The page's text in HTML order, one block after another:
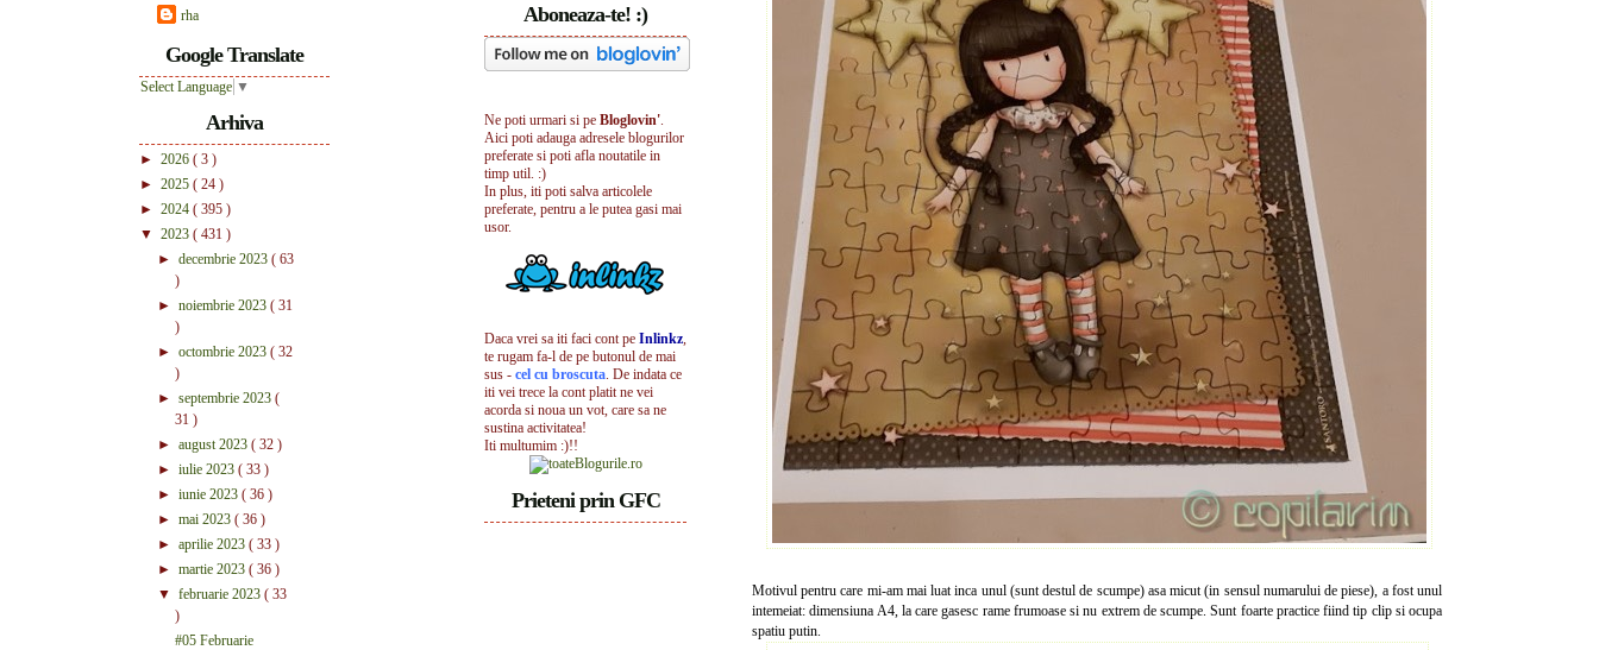
Motivul pentru care mi-am mai luat inca unul (sunt destul de scumpe) asa micut (in sensul numarului de piese), a fost unul
intemeiat: dimensiuna A4, la care gasesc rame frumoase si nu extrem de scumpe. Sunt foarte practice fiind tip clip si ocupa
spatiu putin.
Aboneaza-te! :)
Ne poti urmari si pe Bloglovin'.
Aici poti adauga adresele blogurilor
preferate si poti afla noutatile in
timp util. :)
In plus, iti poti salva articolele
preferate, pentru a le putea gasi mai
usor.
Daca vrei sa iti faci cont pe Inlinkz,
te rugam fa-l de pe butonul de mai
sus - cel cu broscuta. De indata ce
iti vei trece la cont platit ne vei
acorda si noua un vot, care sa ne
sustina activitatea!
Iti multumim :)!!
Prieteni prin GFC
rha
Google Translate
Select Language ▼
Arhiva
► 2026 ( 3 )
► 2025 ( 24 )
► 2024 ( 395 )
▼ 2023 ( 431 )
► decembrie 2023 ( 63
)
► noiembrie 2023 ( 31
)
► octombrie 2023 ( 32
)
► septembrie 2023 (
31 )
► august 2023 ( 32 )
► iulie 2023 ( 33 )
► iunie 2023 ( 36 )
► mai 2023 ( 36 )
► aprilie 2023 ( 33 )
► martie 2023 ( 36 )
▼ februarie 2023 ( 33
)
#05 Februarie